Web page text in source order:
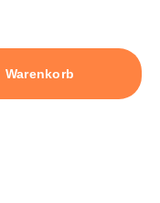
3
Warenkorb